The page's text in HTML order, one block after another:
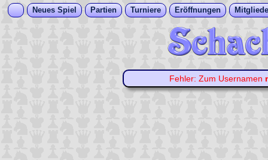
Neues Spiel Partien Turniere Eröffnungen
Fehler: Zum Usernamen